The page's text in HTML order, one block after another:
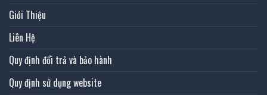
Giới Thiệu
Liên Hệ
Quy định đổi trả và bảo hành
Quy định sử dụng website